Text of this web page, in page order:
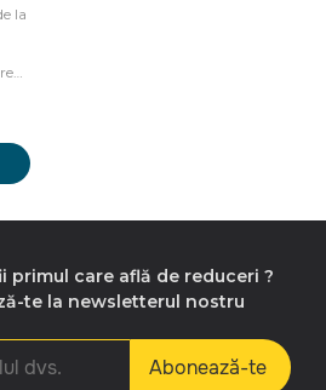
la
primul care află de reduceri ?
te la newsletterul nostru
Abonează-te